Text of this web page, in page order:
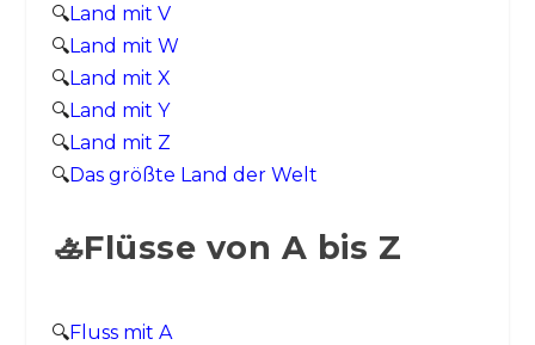
🔍Land mit V
🔍Land mit W
🔍Land mit X
🔍Land mit Y
🔍Land mit Z
🔍Das größte Land der Welt
🚣Flüsse von A bis Z
🔍Fluss mit A